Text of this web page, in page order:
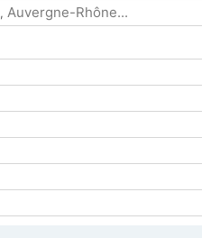
, Auvergne-Rhône...